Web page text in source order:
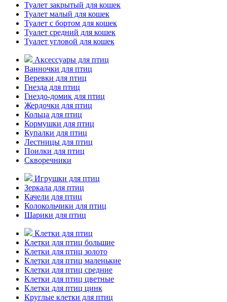
Туалет закрытый для кошек
Туалет малый для кошек
Туалет с бортом для кошек
Туалет средний для кошек
Туалет угловой для кошек
Аксессуары для птиц
Ванночки для птиц
Веревки для птиц
Гнезда для птиц
Гнездо-домик для птиц
Жердочки для птиц
Кольца для птиц
Кормушки для птиц
Купалки для птиц
Лестницы для птиц
Поилки для птиц
Скворечники
Игрушки для птиц
Зеркала для птиц
Качели для птиц
Колокольчики для птиц
Шарики для птиц
Клетки для птиц
Клетки для птиц большие
Клетки для птиц золото
Клетки для птиц маленькие
Клетки для птиц средние
Клетки для птиц цветные
Клетки для птиц цинк
Круглые клетки для птиц